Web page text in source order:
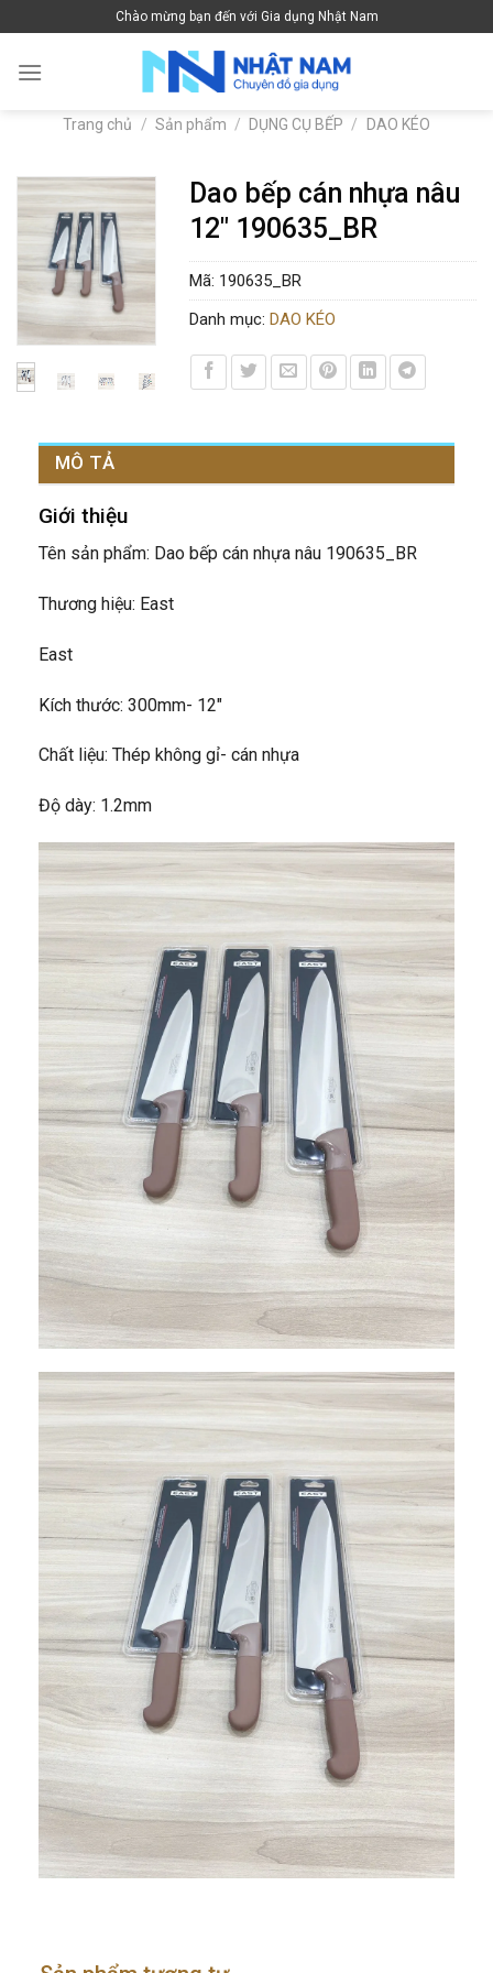
to
content
Chào mừng bạn đến với Gia dụng Nhật Nam
Trang chủ / Sản phẩm / DỤNG CỤ BẾP / DAO KÉO
Dao bếp cán nhựa nâu
12″ 190635_BR
Mã: 190635_BR
Danh mục: DAO KÉO
MÔ TẢ
Giới thiệu
Tên sản phẩm: Dao bếp cán nhựa nâu 190635_BR
Thương hiệu: East
East
Kích thước: 300mm- 12″
Chất liệu: Thép không gỉ- cán nhựa
Độ dày: 1.2mm